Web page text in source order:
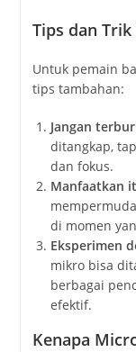
Tips dan Trik
Untuk pemain
tips tambahan:
Jangan
ditangkap,
dan fokus.
Manfaatkan
di momen
Eksperimen
mikro bisa
berbagai
efektif.
Kenapa